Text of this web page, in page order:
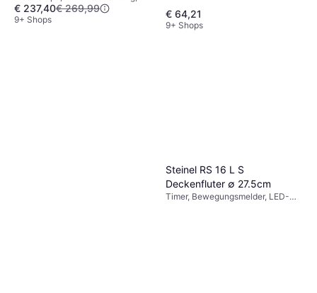
Schwarz
€ 237,40€ 269,99
9+ Shops € 64,21
9+ Shops
Steinel RS 16 L S
Deckenfluter ∅ 27.5cm
Timer, Bewegungsmelder, LED-